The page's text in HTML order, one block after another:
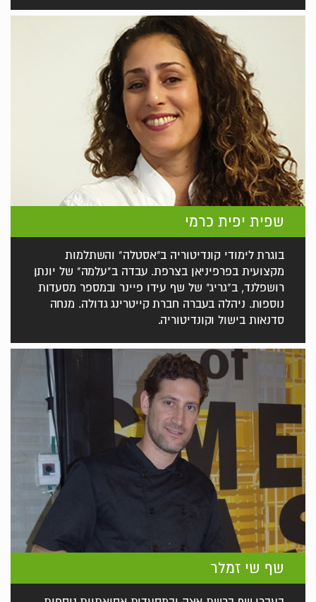
שפית יפית כרמי
בוגרת לימודי קונדיטוריה ב"אסטלה" והשתלמות
מקצועית בפרפיניאן בצרפת. עבדה ב"עלמה" של יונתן
רושפלנד, ב"גריג" של שף עידו פיינר ובמספר מסעדות
נוספות. ניהלה בעברה חברת קייטרינג גדולה. מנחה
סדנאות בישול וקונדיטוריה.
שף שי זמלר